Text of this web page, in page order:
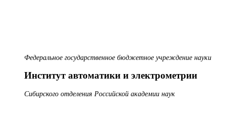
Федеральное государственное бюджетное учреждение науки
Институт автоматики и электрометрии
Сибирского отделения Российской академии наук